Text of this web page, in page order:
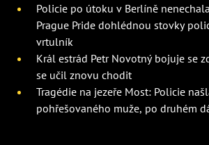
Policie po útoku v Berlíně
Prague Pride dohlédnou stovky
vrtulník
Král estrád Petr Novotný bojuje se
se učil znovu chodit
Tragédie na jezeře Most: Policie
pohřešovaného muže, po druhém